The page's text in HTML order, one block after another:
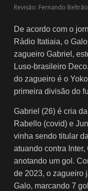
Revisão: Fernando Beltrão
De acordo com o
Rádio Itatiaia, o
zagueiro Gabriel,
Luso-brasileiro
do zagueiro é o
primeira divisão do
Gabriel (26) é cria
Rabello (covid) e
vinha sendo titular
atuando contra
anotando um gol.
de 2023, o zagueiro
Galo, marcando 7